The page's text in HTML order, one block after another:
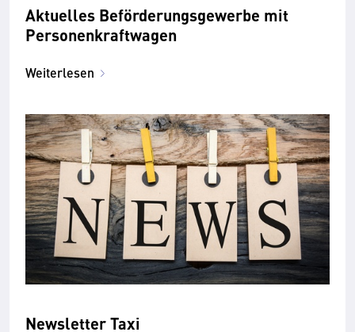
Aktuelles Beförderungsgewerbe mit
Personenkraftwagen
Weiterlesen
Newsletter Taxi